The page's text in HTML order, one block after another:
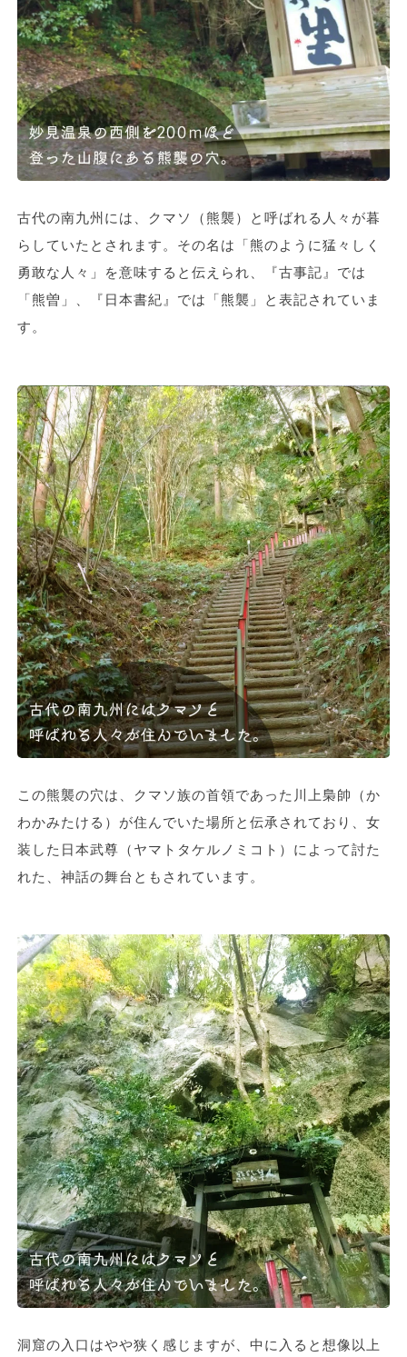
古代の南九州には、クマソ（熊襲）と呼ばれる人々が暮
らしていたとされます。その名は「熊のように猛々しく
勇敢な人々」を意味すると伝えられ、『古事記』では
「熊曽」、『日本書紀』では「熊襲」と表記されていま
す。
この熊襲の穴は、クマソ族の首領であった川上梟帥（か
わかみたける）が住んでいた場所と伝承されており、女
装した日本武尊（ヤマトタケルノミコト）によって討た
れた、神話の舞台ともされています。
洞窟の入口はやや狭く感じますが、中に入ると想像以上